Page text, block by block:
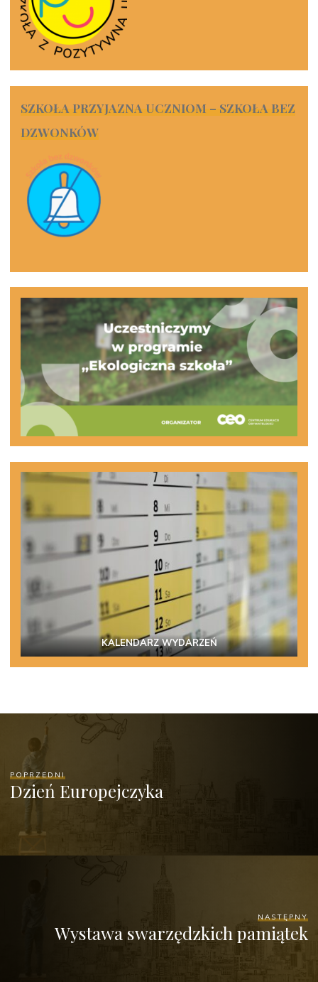
SZKOŁA PRZYJAZNA UCZNIOM – SZKOŁA BEZ
DZWONKÓW
KALENDARZ WYDARZEŃ
POPRZEDNI
Dzień Europejczyka
NASTĘPNY
Wystawa swarzędzkich pamiątek